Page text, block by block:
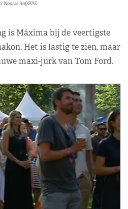
Noorse hof/PPE
is Máxima bij de veertigste
Het is lastig te zien, maar
maxi-jurk van Tom Ford.